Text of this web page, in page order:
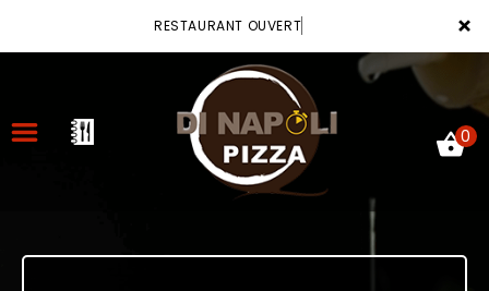
×
RESTAURANT OUVERT
ACCUEIL
0